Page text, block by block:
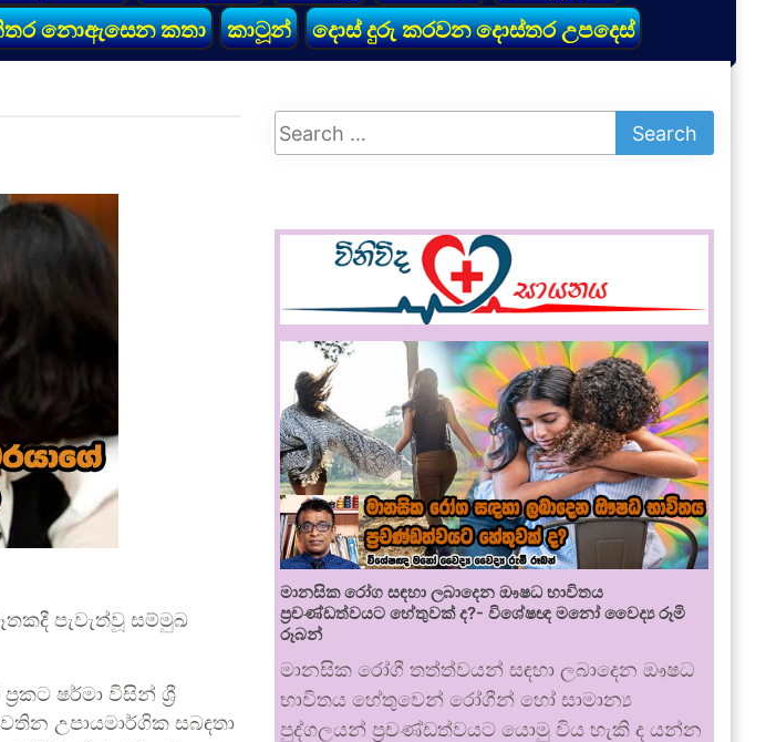
නොඇසෙන කතා කාටූන් දොස් දුරු කරවන දොස්තර උපදෙස්
පැවැත්වූ සම්මුඛ
ෂර්මා විසින් ශ්‍රී
උපායමාර්ගික සබඳතා
මානසික රෝග සඳහා ලබාදෙන ඖෂධ භාවිතය
ප්‍රචණ්ඩත්වයට හේතුවක් ද?- විශේෂඥ මනෝ වෛද්‍ය රූමි
රූබන්
මානසික රෝගී තත්ත්වයන් සඳහා ලබාදෙන ඖෂධ
භාවිතය හේතුවෙන් රෝගීන් හෝ සාමාන්‍ය
පුද්ගලයන් ප්‍රචණ්ඩත්වයට යොමු විය හැකි ද යන්න